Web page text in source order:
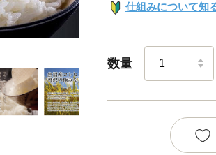
仕組みについて知
数量